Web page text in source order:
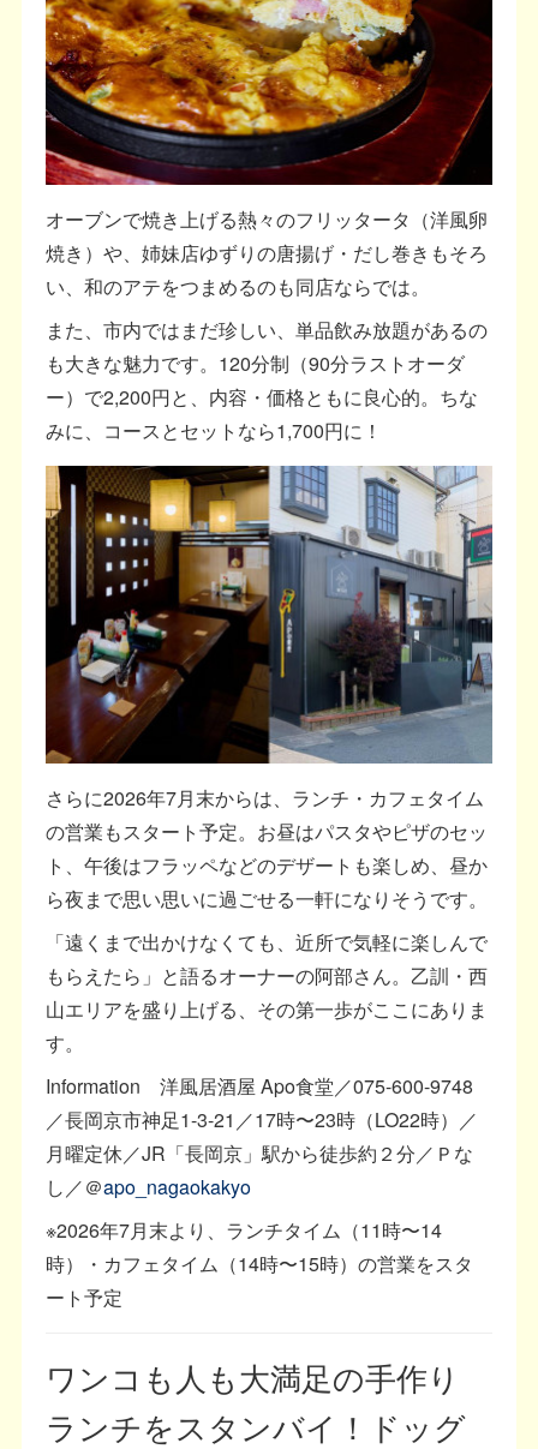
オーブンで焼き上げる熱々のフリッタータ（洋風卵
焼き）や、姉妹店ゆずりの唐揚げ・だし巻きもそろ
い、和のアテをつまめるのも同店ならでは。
また、市内ではまだ珍しい、単品飲み放題があるの
も大きな魅力です。120分制（90分ラストオーダ
ー）で2,200円と、内容・価格ともに良心的。ちな
みに、コースとセットなら1,700円に！
さらに2026年7月末からは、ランチ・カフェタイム
の営業もスタート予定。お昼はパスタやピザのセッ
ト、午後はフラッペなどのデザートも楽しめ、昼か
ら夜まで思い思いに過ごせる一軒になりそうです。
「遠くまで出かけなくても、近所で気軽に楽しんで
もらえたら」と語るオーナーの阿部さん。乙訓・西
山エリアを盛り上げる、その第一歩がここにありま
す。
Information 洋風居酒屋 Apo食堂／075-600-9748
／長岡京市神足1-3-21／17時〜23時（LO22時）／
月曜定休／JR「長岡京」駅から徒歩約２分／Ｐな
し／＠apo_nagaokakyo
※2026年7月末より、ランチタイム（11時〜14
時）・カフェタイム（14時〜15時）の営業をスタ
ート予定
ワンコも人も大満足の手作り
ランチをスタンバイ！ドッグ